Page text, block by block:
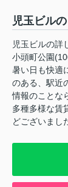
児玉ビル
児玉ビルの詳
小頭町公園
暑い日も快適
のある、駅近
情報のことな
多種多様な賃
どございまし